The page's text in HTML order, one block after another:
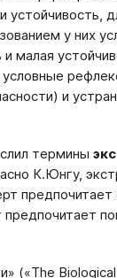
устойчивость,
у них
малая
и
термины
К.Юнгу,
(«The